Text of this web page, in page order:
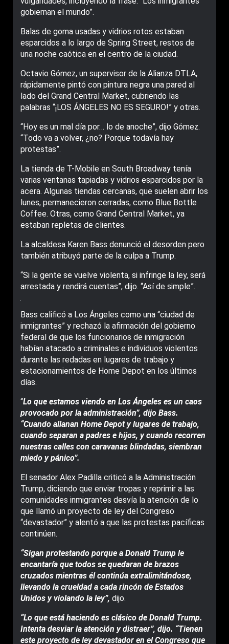
gobiernan el mundo”.
Balas de goma usadas y vidrios rotos estaban
esparcidos a lo largo de Spring Street, restos de
una noche caótica en el centro de la ciudad.
Octavio Gómez, un supervisor de la Alianza DTLA,
rápidamente pintó con pintura negra una pared al
lado del Grand Central Market, cubriendo las
palabras “¡LOS ÁNGELES NO ES SEGURO!” y otras.
“Hoy es un mal día por… lo de anoche”, dijo Gómez.
“Todo va a volver, ¿no? Porque todavía hay
protestas”.
La tienda de T-Mobile en South Broadway tenía
varias ventanas tapiadas y vidrios esparcidos por la
acera. Algunas tiendas cercanas, que suelen abrir los
lunes, permanecieron cerradas, como Blue Bottle
Coffee. Otras, como Grand Central Market, ya
estaban repletas de clientes.
La alcaldesa Karen Bass denunció el desorden pero
también atribuyó parte de la culpa a Trump.
“Si la gente se vuelve violenta, si infringe la ley, será
arrestada y rendirá cuentas”, dijo. “Así de simple”.
Bass calificó a Los Ángeles como una “ciudad de
inmigrantes” y rechazó la afirmación del gobierno
federal de que los funcionarios de inmigración
habían atacado a criminales e individuos violentos
durante las redadas en lugares de trabajo y
estacionamientos de Home Depot en los últimos
días.
“Lo que estamos viendo en Los Ángeles es un caos
provocado por la administración”, dijo Bass.
“Cuando allanan Home Depot y lugares de trabajo,
cuando separan a padres e hijos, y cuando recorren
nuestras calles con caravanas blindadas, siembran
miedo y pánico”.
El senador Alex Padilla criticó a la Administración
Trump, diciendo que enviar tropas y reprimir a las
comunidades inmigrantes desvía la atención de lo
que llamó un proyecto de ley del Congreso
“devastador” y alentó a que las protestas pacíficas
continúen.
“Sigan protestando porque a Donald Trump le
encantaría que todos se quedaran de brazos
cruzados mientras él continúa extralimitándose,
llevando la crueldad a cada rincón de Estados
Unidos y violando la ley”, dijo.
“Lo que está haciendo es clásico de Donald Trump.
Intenta desviar la atención y distraer”, dijo. “Tienen
este proyecto de ley devastador en el Congreso que